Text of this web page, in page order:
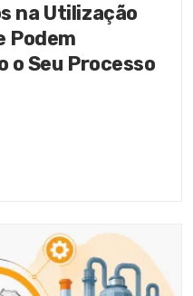
na Utilização
Podem
o Seu Processo